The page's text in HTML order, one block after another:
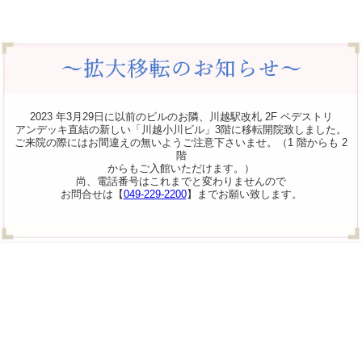
2023 年3月29日に以前のビルのお隣、川越駅改札 2F ペデストリ
アンデッキ直結の新しい「川越小川ビル」3階に移転開院致しました。
ご来院の際にはお間違えの無いようご注意下さいませ。（1 階からも 2
階
からもご入館いただけます。）
尚、電話番号はこれまでと変わりませんので
お問合せは【049-229-2200】までお願い致します。